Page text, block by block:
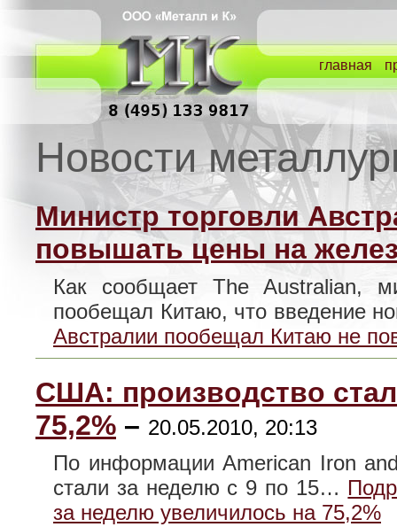
главная
Новости
Министр торговли
повышать цены на
Как сообщает The Australian,
пообещал Китаю, что введение
Австралии пообещал Китаю не
США: производство
75,2% – 20.05.2010, 20:13
По информации American Iron
стали за неделю с 9 по 15…
за неделю увеличилось на 75,2%